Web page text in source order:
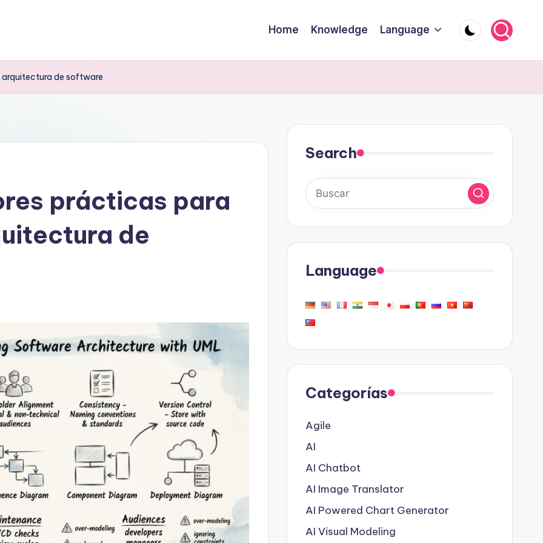
Home Knowledge Language
arquitectura de software
prácticas para
de
Search
Language
Categorías
Agile
AI
AI Chatbot
AI Image Translator
AI Powered Chart Generator
AI Visual Modeling